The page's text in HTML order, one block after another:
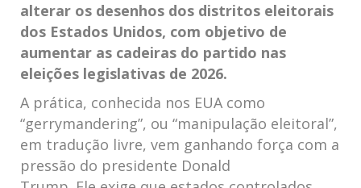
alterar os desenhos dos distritos eleitorais
dos Estados Unidos, com objetivo de
aumentar as cadeiras do partido nas
eleições legislativas de 2026.
A prática, conhecida nos EUA como
“gerrymandering”, ou “manipulação eleitoral”,
em tradução livre, vem ganhando força com a
pressão do presidente Donald